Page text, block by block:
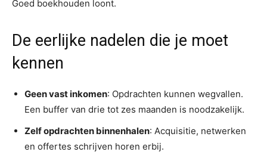
Goed boekhouden loont.
De eerlijke nadelen die je moet
kennen
Geen vast inkomen: Opdrachten kunnen wegvallen.
Een buffer van drie tot zes maanden is noodzakelijk.
Zelf opdrachten binnenhalen: Acquisitie, netwerken
en offertes schrijven horen erbij.